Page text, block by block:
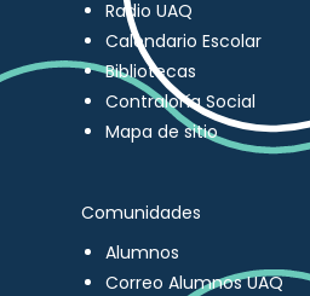
Radio UAQ
Calendario Escolar
Bibliotecas
Contraloría Social
Mapa de sitio
Comunidades
Alumnos
Correo Alumnos UAQ